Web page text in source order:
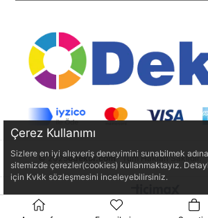
© 2025odekor.com- Tüm Hakları Saklıdır.
Çerez Kullanımı
Sizlere en iyi alışveriş deneyimini sunabilmek adına
sitemizde çerezler(cookies) kullanmaktayız.
için Kvkk sözleşmesini inceleyebilirsiniz.